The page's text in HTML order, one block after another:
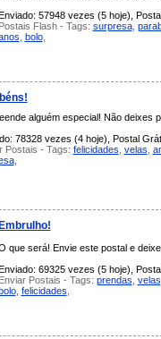
57948 vezes (5 hoje),
Postais Flash - Tags: surpresa,
bolo,
alguém especial! Não deixes
78328 vezes (4 hoje), Postal
Postais - Tags: felicidades velas
,
Embrulho!
que será! Envie este postal e
69325 vezes (5 hoje),
Enviar Postais - Tags: prendas velas
, felicidades